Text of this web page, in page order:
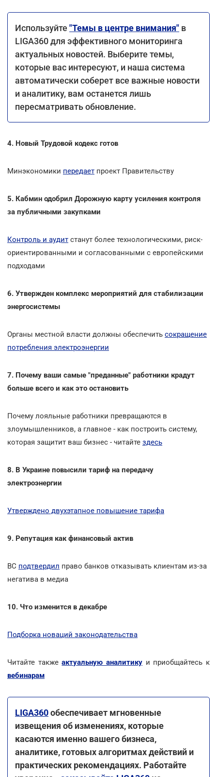
Используйте "Темы в центре внимания" в
LIGA360 для эффективного мониторинга
актуальных новостей. Выберите темы,
которые вас интересуют, и наша система
автоматически соберет все важные новости
и аналитику, вам останется лишь
пересматривать обновление.
4. Новый Трудовой кодекс готов
Минэкономики передает проект Правительству
5. Кабмин одобрил Дорожную карту усиления контроля
за публичными закупками
Контроль и аудит станут более технологическими, риск-
ориентированными и согласованными с европейскими
подходами
6. Утвержден комплекс мероприятий для стабилизации
энергосистемы
Органы местной власти должны обеспечить сокращение
потребления электроэнергии
7. Почему ваши самые "преданные" работники крадут
больше всего и как это остановить
Почему лояльные работники превращаются в
злоумышленников, а главное - как построить систему,
которая защитит ваш бизнес - читайте здесь
8. В Украине повысили тариф на передачу
электроэнергии
Утверждено двухэтапное повышение тарифа
9. Репутация как финансовый актив
ВС подтвердил право банков отказывать клиентам из-за
негатива в медиа
10. Что изменится в декабре
Подборка новаций законодательства
Читайте такжеактуальную аналитику и приобщайтесь к
вебинарам
LIGA360обеспечивает мгновенные
извещения об изменениях, которые
касаются именно вашего бизнеса,
аналитике, готовых алгоритмах действий и
практических рекомендациях. Работайте